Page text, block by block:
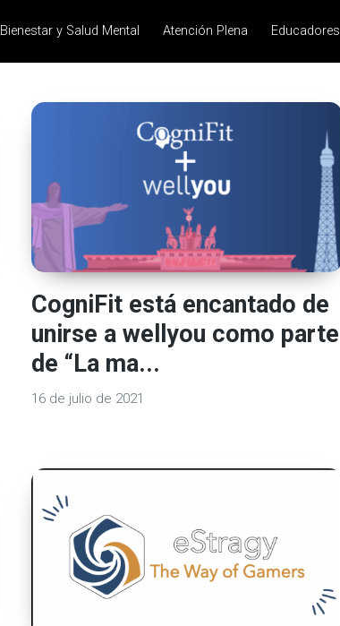
Bienestar y Salud Mental Atención Plena Educadores
CogniFit está encantado de
unirse a wellyou como parte
de “La ma...
16 de julio de 2021